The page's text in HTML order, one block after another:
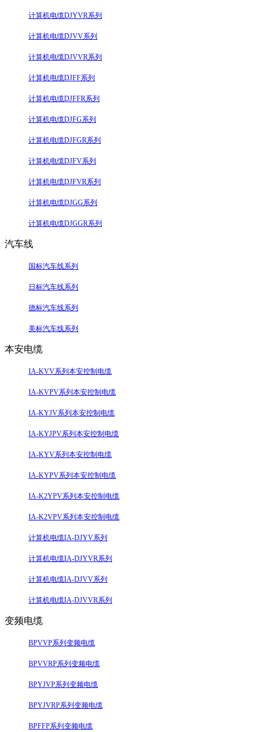
计算机电缆DJYVR系列
计算机电缆DJVV系列
计算机电缆DJVVR系列
计算机电缆DJFF系列
计算机电缆DJFFR系列
计算机电缆DJFG系列
计算机电缆DJFGR系列
计算机电缆DJFV系列
计算机电缆DJFVR系列
计算机电缆DJGG系列
计算机电缆DJGGR系列
汽车线
国标汽车线系列
日标汽车线系列
德标汽车线系列
美标汽车线系列
本安电缆
IA-KVV系列本安控制电缆
IA-KVPV系列本安控制电缆
IA-KYJV系列本安控制电缆
IA-KYJPV系列本安控制电缆
IA-KYV系列本安控制电缆
IA-KYPV系列本安控制电缆
IA-K2YPV系列本安控制电缆
IA-K2VPV系列本安控制电缆
计算机电缆IA-DJYV系列
计算机电缆IA-DJYVR系列
计算机电缆IA-DJVV系列
计算机电缆IA-DJVVR系列
变频电缆
BPVVP系列变频电缆
BPVVRP系列变频电缆
BPYJVP系列变频电缆
BPYJVRP系列变频电缆
BPFFP系列变频电缆